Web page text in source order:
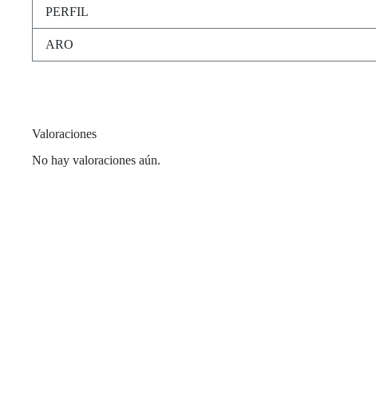
PERFIL
ARO
Valoraciones
No hay valoraciones aún.